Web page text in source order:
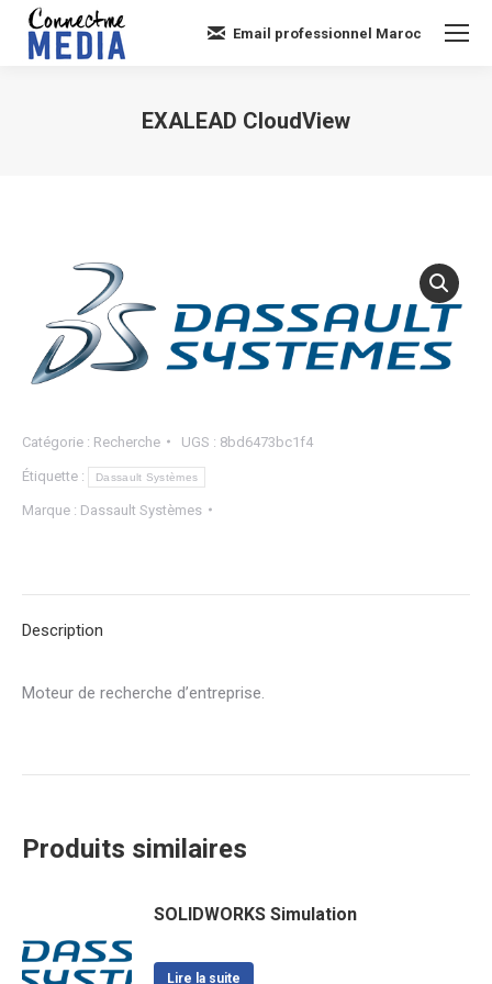
Email professionnel Maroc
EXALEAD CloudView
Catégorie : Recherche UGS : 8bd6473bc1f4
Étiquette : Dassault Systèmes
Marque : Dassault Systèmes
Description
Moteur de recherche d’entreprise.
Produits similaires
SOLIDWORKS Simulation
Lire la suite